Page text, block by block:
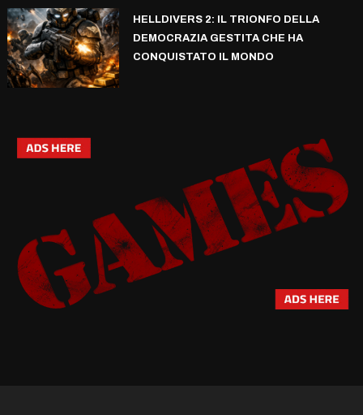
HELLDIVERS 2: IL TRIONFO DELLA
DEMOCRAZIA GESTITA CHE HA
CONQUISTATO IL MONDO